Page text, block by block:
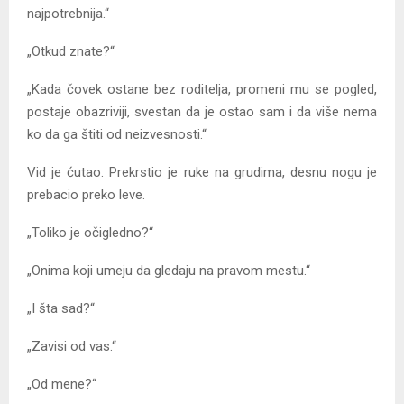
najpotrebnija.“
„Otkud znate?“
„Kada čovek ostane bez roditelja, promeni mu se pogled,
postaje obazriviji, svestan da je ostao sam i da više nema
ko da ga štiti od neizvesnosti.“
Vid je ćutao. Prekrstio je ruke na grudima, desnu nogu je
prebacio preko leve.
„Toliko je očigledno?“
„Onima koji umeju da gledaju na pravom mestu.“
„I šta sad?“
„Zavisi od vas.“
„Od mene?“